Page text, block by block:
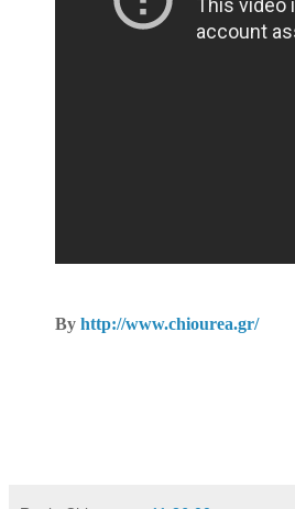
By http://www.chiourea.gr/